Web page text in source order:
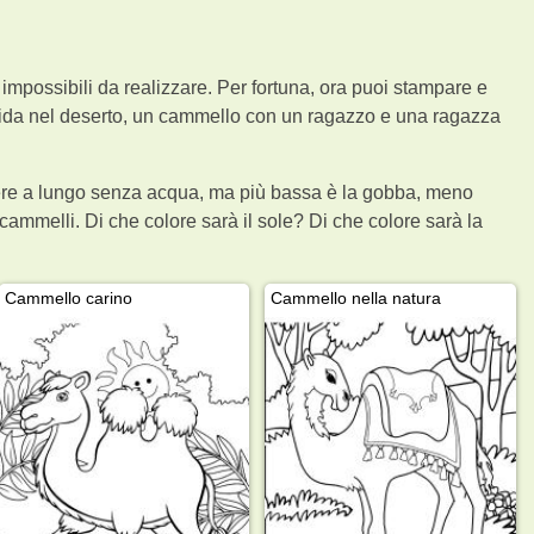
da realizzare. Per fortuna, ora puoi stampare e
nel deserto, un cammello con un ragazzo e una ragazza
a lungo senza acqua, ma più bassa è la gobba, meno
Di che colore sarà il sole? Di che colore sarà la
Cammello carino Cammello nella natura